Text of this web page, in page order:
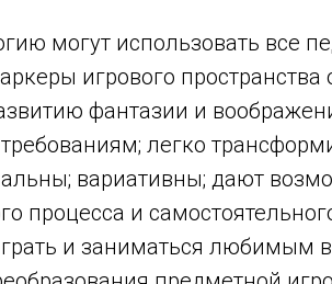
могут использовать все
игрового
фантазии и
легко
вариативны; дают
процесса и
и заниматься любимым